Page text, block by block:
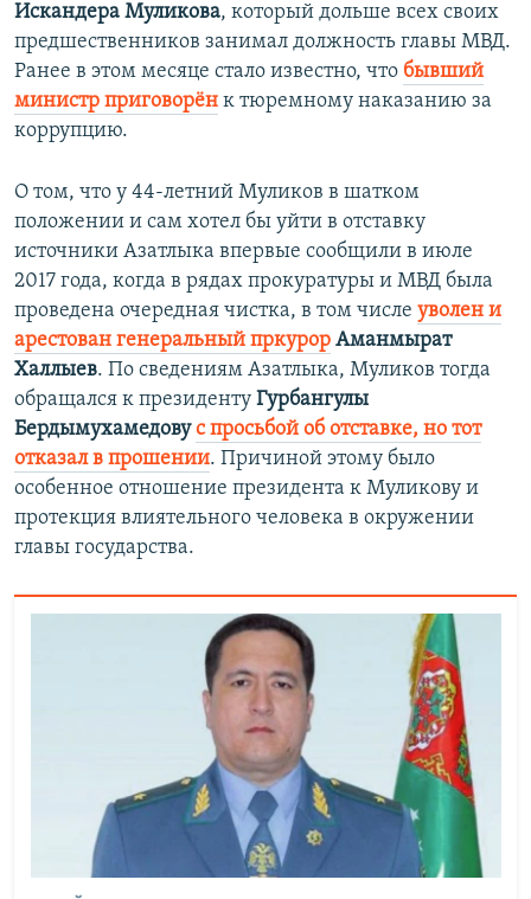
Искандера Муликова, который дольше всех своих
предшественников занимал должность главы МВД.
Ранее в этом месяце стало известно, что бывший
министр приговорён к тюремному наказанию за
коррупцию.
О том, что у 44-летний Муликов в шатком
положении и сам хотел бы уйти в отставку
источники Азатлыка впервые сообщили в июле
2017 года, когда в рядах прокуратуры и МВД была
проведена очередная чистка, в том числе уволен и
арестован генеральный пркурор Аманмырат
Халлыев. По сведениям Азатлыка, Муликов тогда
обращался к президенту Гурбангулы
Бердымухамедову с просьбой об отставке, но тот
отказал в прошении. Причиной этому было
особенное отношение президента к Муликову и
протекция влиятельного человека в окружении
главы государства.